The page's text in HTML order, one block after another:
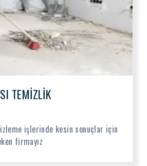
TEMİZLİK
işlerinde kesin sonuçlar için
firmayız